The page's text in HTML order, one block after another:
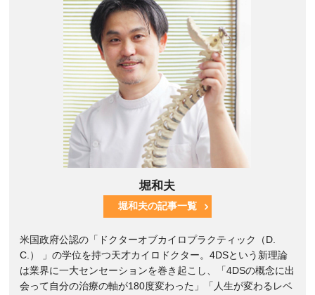
堀和夫
堀和夫の記事一覧
米国政府公認の「ドクターオブカイロプラクティック（D.
C.） 」の学位を持つ天才カイロドクター。4DSという新理論
は業界に一大センセーションを巻き起こし、「4DSの概念に出
会って自分の治療の軸が180度変わった」「人生が変わるレベ